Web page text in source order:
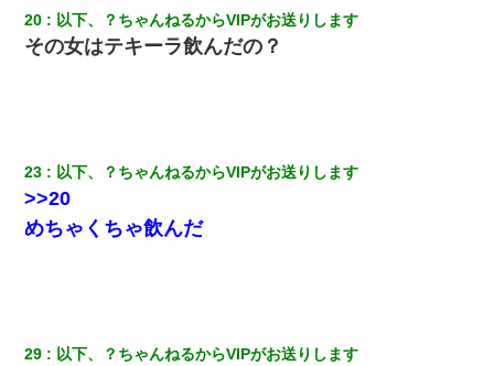
20 以下、？ちゃんねるからVIPがお送りします
その女はテキーラ飲んだの？
23 以下、？ちゃんねるからVIPがお送りします
>>20
めちゃくちゃ飲んだ
29 以下、？ちゃんねるからVIPがお送りします